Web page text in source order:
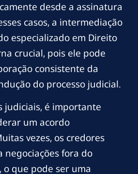
desde a assinatura
casos, a intermediação
especializado em Direito
crucial, pois ele pode
consistente da
do processo judicial.
judiciais, é importante
um acordo
vezes, os credores
negociações fora do
que pode ser uma